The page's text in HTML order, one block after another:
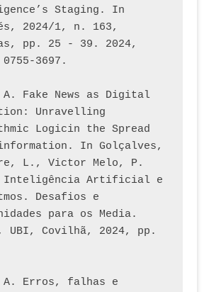
Staging. In
2024/1, n. 163,
pp. 25 - 39. 2024,
3697.
A. Fake News as Digital
Unravelling
Logicin the Spread
In Golçalves,
L., Victor Melo, P.
Inteligência Artificial e
Desafios e
para os Media.
UBI, Covilhã, 2024, pp.
A. Erros, falhas e